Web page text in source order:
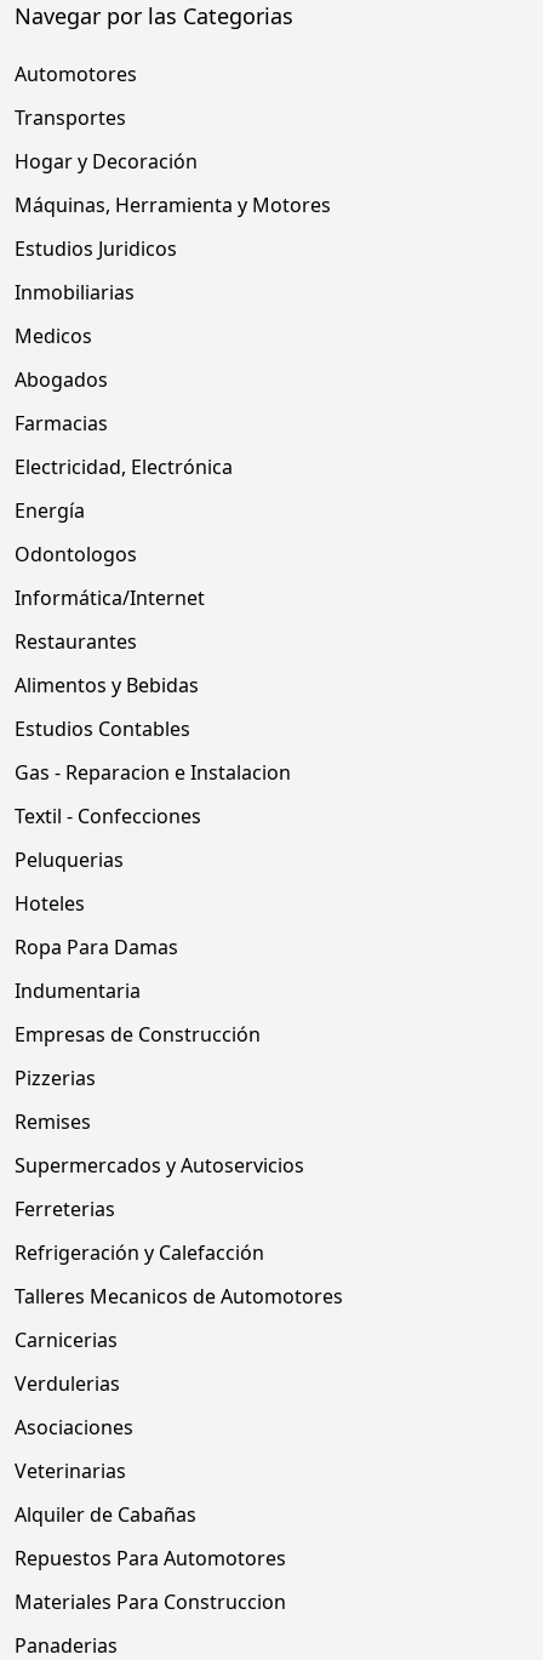
Navegar por las Categorias
Automotores
Transportes
Hogar y Decoración
Máquinas, Herramienta y Motores
Estudios Juridicos
Inmobiliarias
Medicos
Abogados
Farmacias
Electricidad, Electrónica
Energía
Odontologos
Informática/Internet
Restaurantes
Alimentos y Bebidas
Estudios Contables
Gas - Reparacion e Instalacion
Textil - Confecciones
Peluquerias
Hoteles
Ropa Para Damas
Indumentaria
Empresas de Construcción
Pizzerias
Remises
Supermercados y Autoservicios
Ferreterias
Refrigeración y Calefacción
Talleres Mecanicos de Automotores
Carnicerias
Verdulerias
Asociaciones
Veterinarias
Alquiler de Cabañas
Repuestos Para Automotores
Materiales Para Construccion
Panaderias